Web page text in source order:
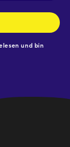
und bin